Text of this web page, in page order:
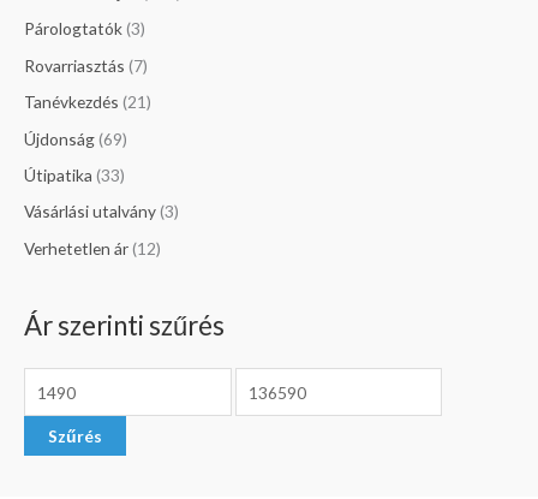
Párologtatók(3)
Rovarriasztás (7)
Tanévkezdés (21)
Újdonság(69)
Útipatika (33)
Vásárlási utalvány(3)
Verhetetlen ár(12)
Ár szerinti szűrés
Szűrés